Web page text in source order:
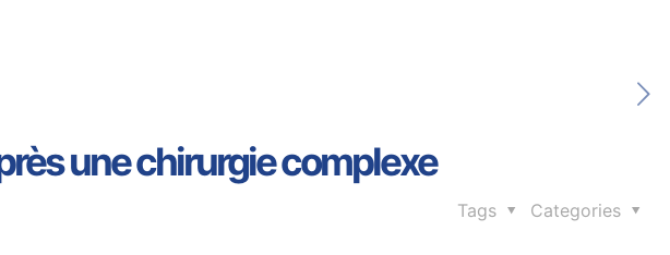
une chirurgie complexe
Categories
Tags